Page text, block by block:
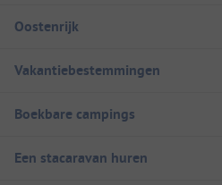
Oostenrijk
Vakantiebestemmingen
Boekbare campings
Een stacaravan huren